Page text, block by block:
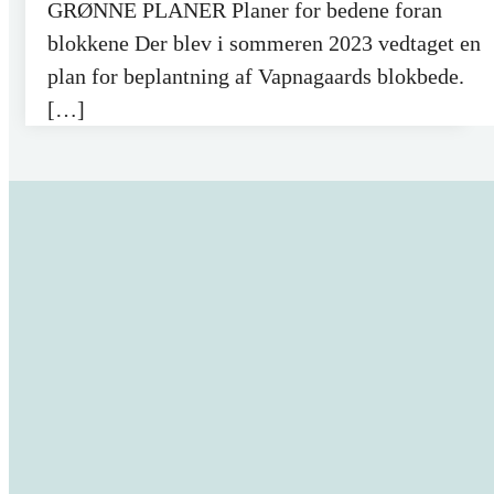
GRØNNE PLANER Planer for bedene foran
blokkene Der blev i sommeren 2023 vedtaget en
plan for beplantning af Vapnagaards blokbede.
[…]